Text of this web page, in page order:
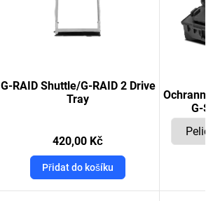
G-RAID Shuttle/G-RAID 2 Drive
Tray
420,00 Kč
Přidat do košíku
G-